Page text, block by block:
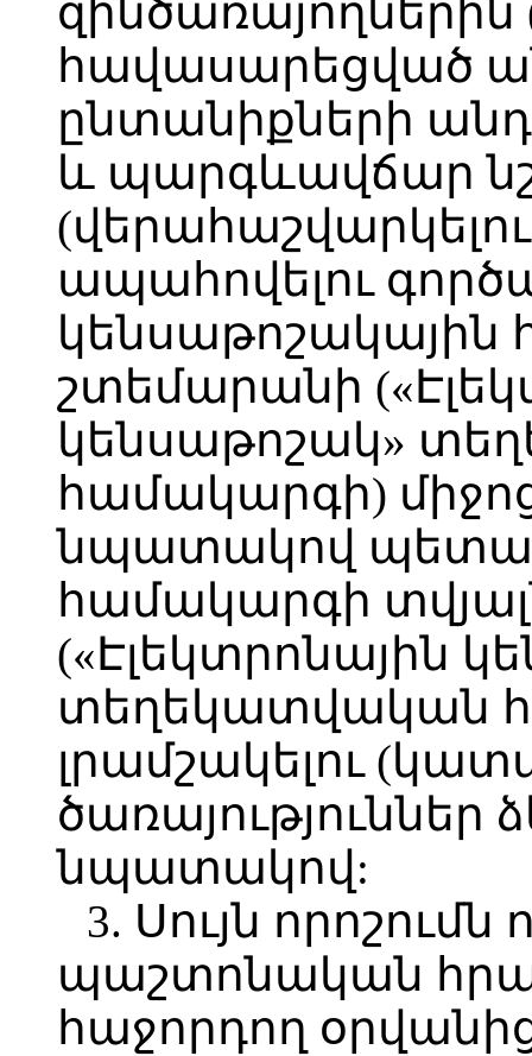
հավասարեցված
ընտանիքների
և պարգևավճար
ապահովելու
կենսաթոշակային
շտեմարանի
կենսաթոշակ»
համակարգի)
նպատակով
համակարգի
(«Էլեկտրոնային
տեղեկատվական
լրամշակելու
ծառայություններ
նպատակով:
3. Սույն որոշումն
պաշտոնական
հաջորդող